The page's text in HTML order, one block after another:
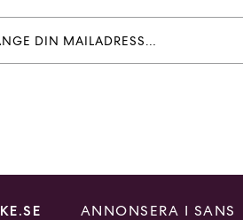
ANNONSERA I SANS